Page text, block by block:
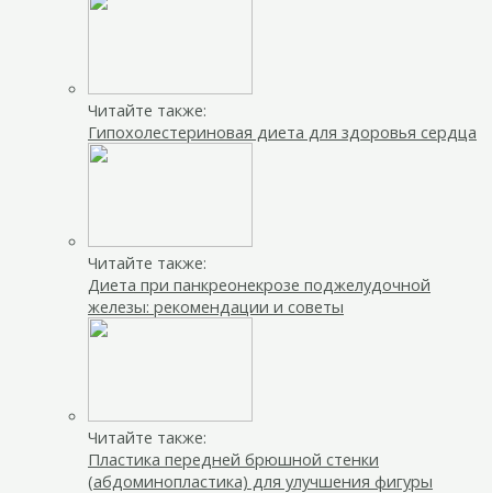
Читайте также:
Гипохолестериновая диета для здоровья сердца
Читайте также:
Диета при панкреонекрозе поджелудочной
железы: рекомендации и советы
Читайте также:
Пластика передней брюшной стенки
(абдоминопластика) для улучшения фигуры